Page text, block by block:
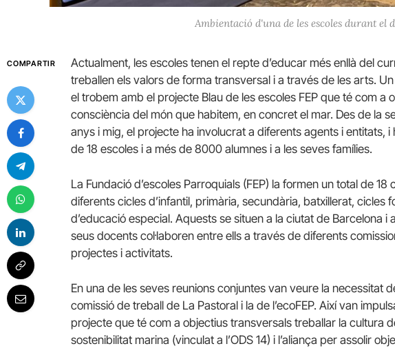
Ambientació d'una de les escoles durant el
COMPARTIR
Actualment, les escoles tenen el repte d’educar més enllà del
treballen els valors de forma transversal i a través de les arts.
el trobem amb el projecte Blau de les escoles FEP que té com a
consciència del món que habitem, en concret el mar. Des de la
anys i mig, el projecte ha involucrat a diferents agents i entitats,
de 18 escoles i a més de 8000 alumnes i a les seves famílies.
La Fundació d’escoles Parroquials (FEP) la formen un total de 18
diferents cicles d’infantil, primària, secundària, batxillerat, cicles
d’educació especial. Aquests se situen a la ciutat de Barcelona i
seus docents col·laboren entre ells a través de diferents
projectes i activitats.
En una de les seves reunions conjuntes van veure la necessitat
comissió de treball de La Pastoral i la de l’ecoFEP. Així van
projecte que té com a objectius transversals treballar la cultura
sostenibilitat marina (vinculat a l’ODS 14) i l’aliança per assolir